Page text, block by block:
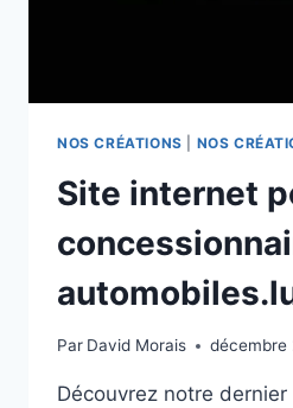
NOS CRÉATIONS NOS
Site internet
Par David Morais décembre
Découvrez notre